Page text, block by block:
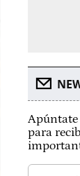
Apúntate
para